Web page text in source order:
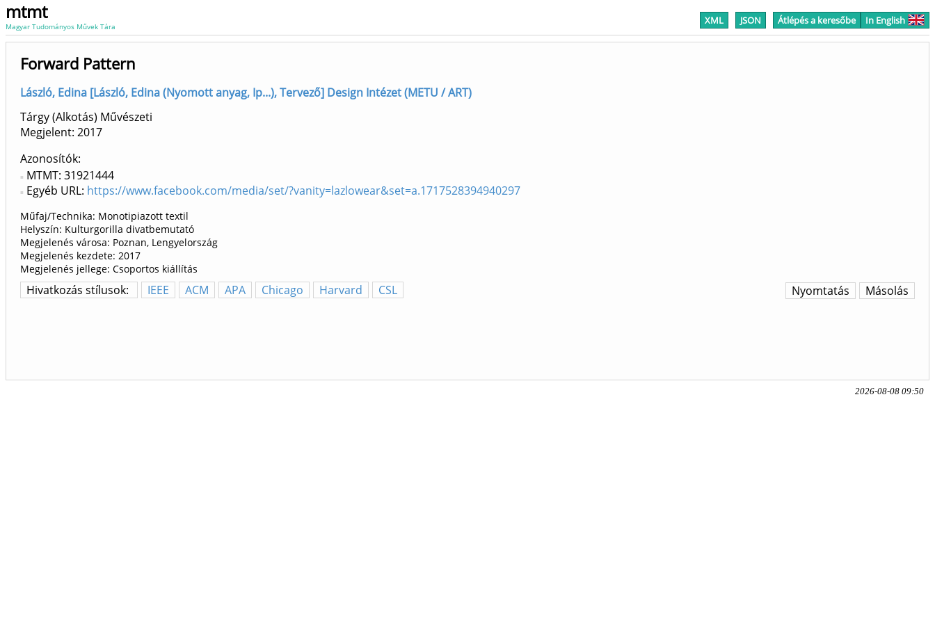
mtmt
Magyar Tudományos Művek Tára XML JSON Átlépés a keresőbe In English
Forward Pattern
László, Edina [László, Edina (Nyomott anyag, Ip...), Tervező] Design Intézet (METU / ART)
Tárgy (Alkotás) Művészeti
Megjelent: 2017
Azonosítók
MTMT: 31921444
Egyéb URL: https://www.facebook.com/media/set/?vanity=lazlowear&set=a.1717528394940297
Műfaj/Technika: Monotipiazott textil
Helyszín: Kulturgorilla divatbemutató
Megjelenés városa: Poznan, Lengyelország
Megjelenés kezdete: 2017
Megjelenés jellege: Csoportos kiállítás
Hivatkozás stílusok: IEEE ACM APA Chicago Harvard CSL Másolás
Nyomtatás
2026-08-08 09:50